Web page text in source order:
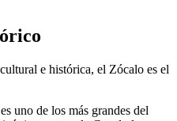
e histórica, el Zócalo es el
uno de los más grandes del